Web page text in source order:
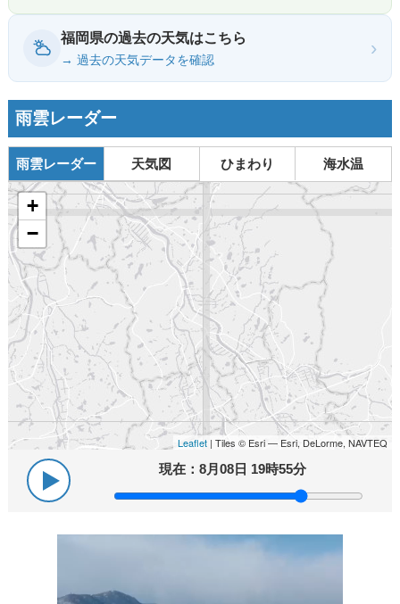
福岡県の過去の天気はこちら
→ 過去の天気データを確認
›
雨雲レーダー
雨雲レーダー 天気図 ひまわり 海水温
+
−
Leaflet | Tiles © Esri — Esri, DeLorme, NAVTEQ
現在：8月08日 19時55分